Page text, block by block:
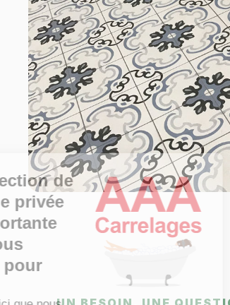
La protection de
votre vie privée
est importante
pour vous
comme pour